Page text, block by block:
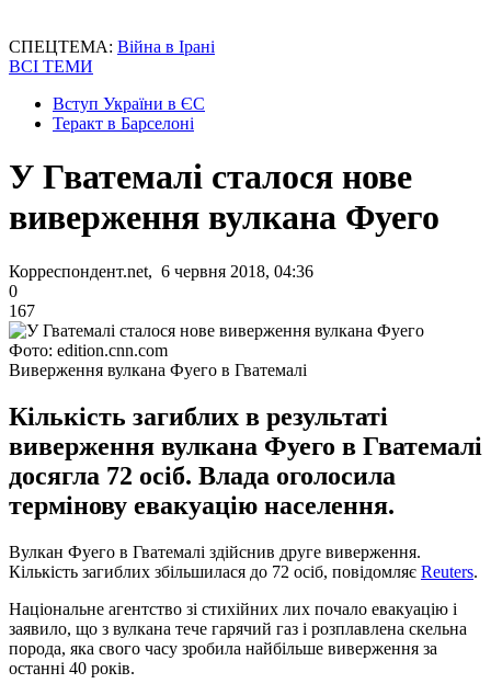
СПЕЦТЕМА: Війна в Ірані
ВСІ ТЕМИ
Вступ України в ЄС
Теракт в Барселоні
У Гватемалі сталося нове
виверження вулкана Фуего
Корреспондент.net, 6 червня 2018, 04:36
0
167
Фото: edition.cnn.com
Виверження вулкана Фуего в Гватемалі
Кількість загиблих в результаті
виверження вулкана Фуего в Гватемалі
досягла 72 осіб. Влада оголосила
термінову евакуацію населення.
Вулкан Фуего в Гватемалі здійснив друге виверження.
Кількість загиблих збільшилася до 72 осіб, повідомляє Reuters.
Національне агентство зі стихійних лих почало евакуацію і
заявило, що з вулкана тече гарячий газ і розплавлена ​​скельна
порода, яка свого часу зробила найбільше виверження за
останні 40 років.